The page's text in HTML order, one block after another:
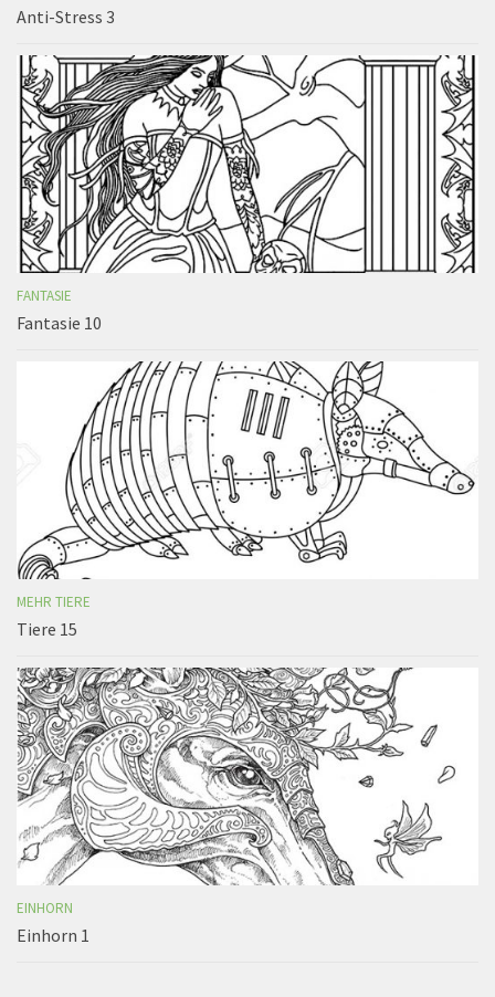
Anti-Stress 3
FANTASIE
Fantasie 10
MEHR TIERE
Tiere 15
EINHORN
Einhorn 1